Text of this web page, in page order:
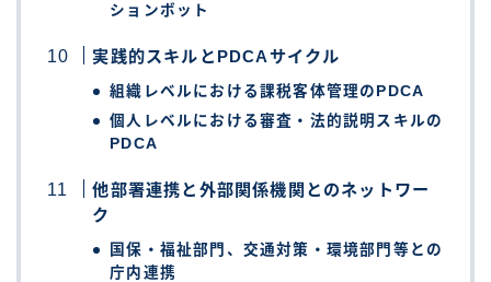
ションボット
実践的スキルとPDCAサイクル
組織レベルにおける課税客体管理のPDCA
個人レベルにおける審査・法的説明スキルの
PDCA
他部署連携と外部関係機関とのネットワー
ク
国保・福祉部門、交通対策・環境部門等との
庁内連携